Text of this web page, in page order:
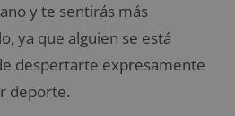
y te sentirás más
ya que alguien se está
despertarte expresamente
deporte.